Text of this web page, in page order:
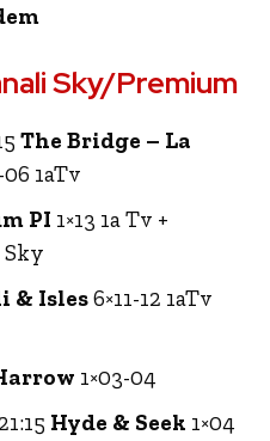
Sky/Premium
The Bridge – La
1aTv
PI 1×13 1a Tv +
Sky
& Isles6×11-12 1aTv
1×03-04
Hyde & Seek 1×04